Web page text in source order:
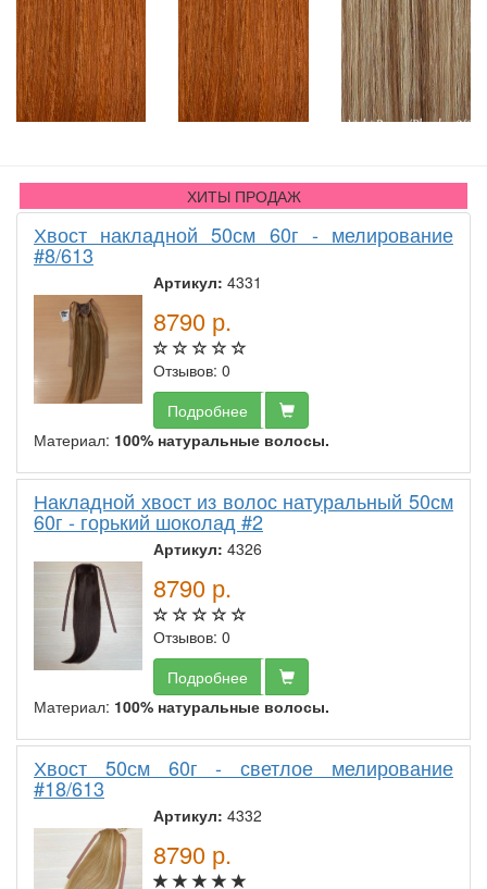
ХИТЫ ПРОДАЖ
Хвост накладной 50см 60г - мелирование
#8/613
Артикул: 4331
8790 р.
Отзывов: 0
Подробнее
Материал: 100% натуральные волосы.
Накладной хвост из волос натуральный 50см
60г - горький шоколад #2
Артикул: 4326
8790 р.
Отзывов: 0
Подробнее
Материал: 100% натуральные волосы.
Хвост 50см 60г - светлое мелирование
#18/613
Артикул: 4332
8790 р.